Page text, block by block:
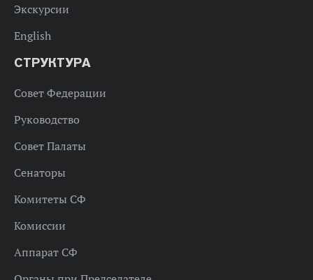
Экскурсии
English
СТРУКТУРА
Совет Федерации
Руководство
Совет Палаты
Сенаторы
Комитеты СФ
Комиссии
Аппарат СФ